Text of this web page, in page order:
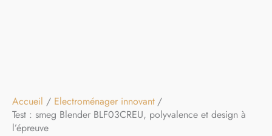
Accueil
Electroménager innovant
Test : smeg Blender BLF03CREU, polyvalence et design à
l’épreuve